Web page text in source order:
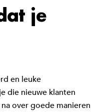
je
en leuke
die nieuwe klanten
over goede manieren